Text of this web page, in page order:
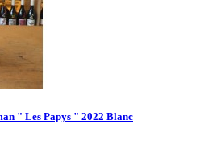
" Les Papys " 2022 Blanc